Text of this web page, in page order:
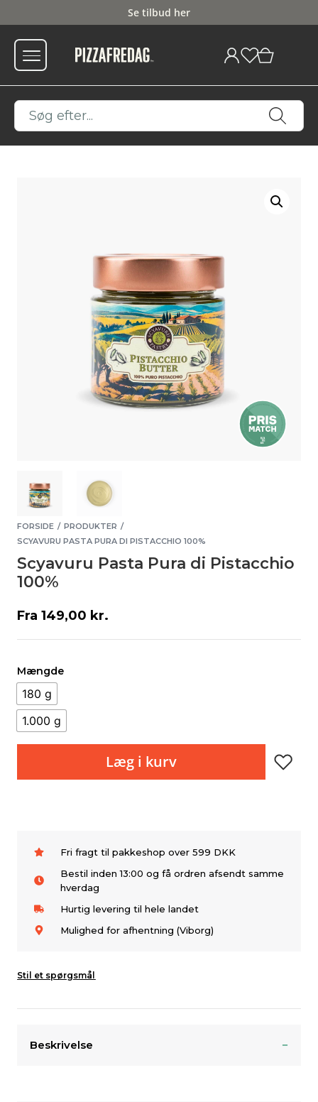
Fri fragt fra 599
FORSIDE / PRODUKTER /
SCYAVURU PASTA PURA DI PISTACCHIO 100%
Scyavuru Pasta Pura di Pistacchio
100%
Fra149,00 kr.
Mængde
180 g
1.000 g
Læg i kurv
Fri fragt til pakkeshop over 599 DKK
Bestil inden 13:00 og få ordren afsendt samme
hverdag
Hurtig levering til hele landet
Mulighed for afhentning (Viborg)
Stil et spørgsmål
Beskrivelse